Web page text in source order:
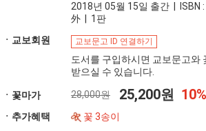
2018년 05월 15일 출간 |
外 | 1판
ㆍ교보회원
교보문고 ID 연결하기
도서를 구입하시면 교보문고와
받으실 수 있습니다.
ㆍ꽃마가 28,000원 25,200원 10%
ㆍ추가혜택 꽃 3송이